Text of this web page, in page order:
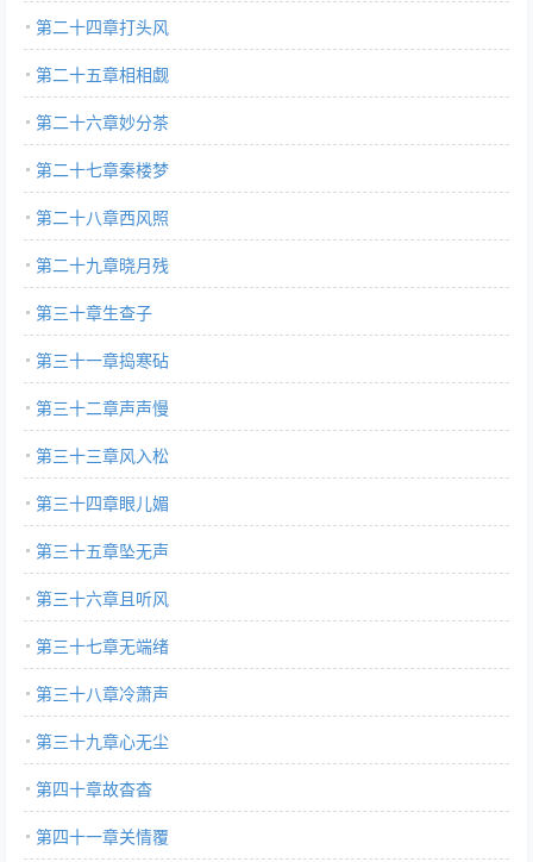
第二十四章打头风
第二十五章相相觑
第二十六章妙分茶
第二十七章秦楼梦
第二十八章西风照
第二十九章晓月残
第三十章生查子
第三十一章捣寒砧
第三十二章声声慢
第三十三章风入松
第三十四章眼儿媚
第三十五章坠无声
第三十六章且听风
第三十七章无端绪
第三十八章冷萧声
第三十九章心无尘
第四十章故杳杳
第四十一章关情覆